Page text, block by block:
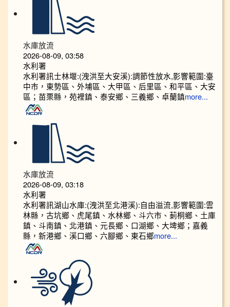
水庫放流
2026-08-09, 03:58
水利署
水利署訊士林堰:(洩洪至大安溪):調節性放水,影響範圍:臺
中市，東勢區、外埔區、大甲區、后里區、和平區、大安
區；苗栗縣，苑裡鎮、泰安鄉、三義鄉、卓蘭鎮more...
水庫放流
2026-08-09, 03:18
水利署
水利署訊湖山水庫:(洩洪至北港溪):自由溢流,影響範圍:雲
林縣，古坑鄉、虎尾鎮、水林鄉、斗六市、莿桐鄉、土庫
鎮、斗南鎮、北港鎮、元長鄉、口湖鄉、大埤鄉；嘉義
縣，新港鄉、溪口鄉、六腳鄉、東石鄉more...